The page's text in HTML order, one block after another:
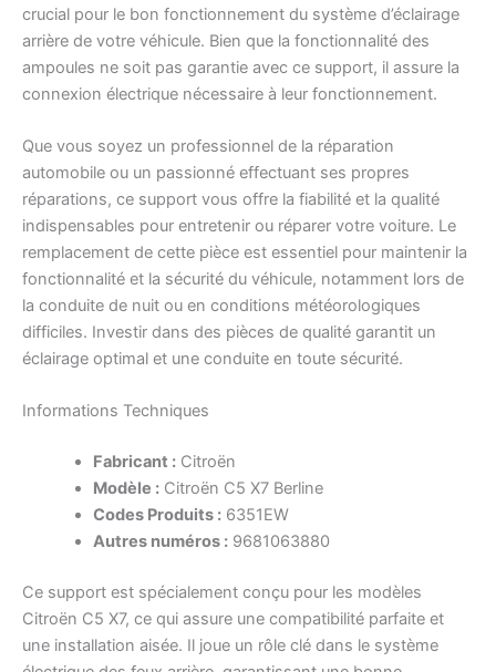
crucial pour le bon fonctionnement du système d’éclairage
arrière de votre véhicule. Bien que la fonctionnalité des
ampoules ne soit pas garantie avec ce support, il assure la
connexion électrique nécessaire à leur fonctionnement.
Que vous soyez un professionnel de la réparation
automobile ou un passionné effectuant ses propres
réparations, ce support vous offre la fiabilité et la qualité
indispensables pour entretenir ou réparer votre voiture. Le
remplacement de cette pièce est essentiel pour maintenir la
fonctionnalité et la sécurité du véhicule, notamment lors de
la conduite de nuit ou en conditions météorologiques
difficiles. Investir dans des pièces de qualité garantit un
éclairage optimal et une conduite en toute sécurité.
Informations Techniques
Fabricant :Citroën
Modèle :Citroën C5 X7 Berline
Codes Produits :6351EW
Autres numéros :9681063880
Ce support est spécialement conçu pour les modèles
Citroën C5 X7, ce qui assure une compatibilité parfaite et
une installation aisée. Il joue un rôle clé dans le système